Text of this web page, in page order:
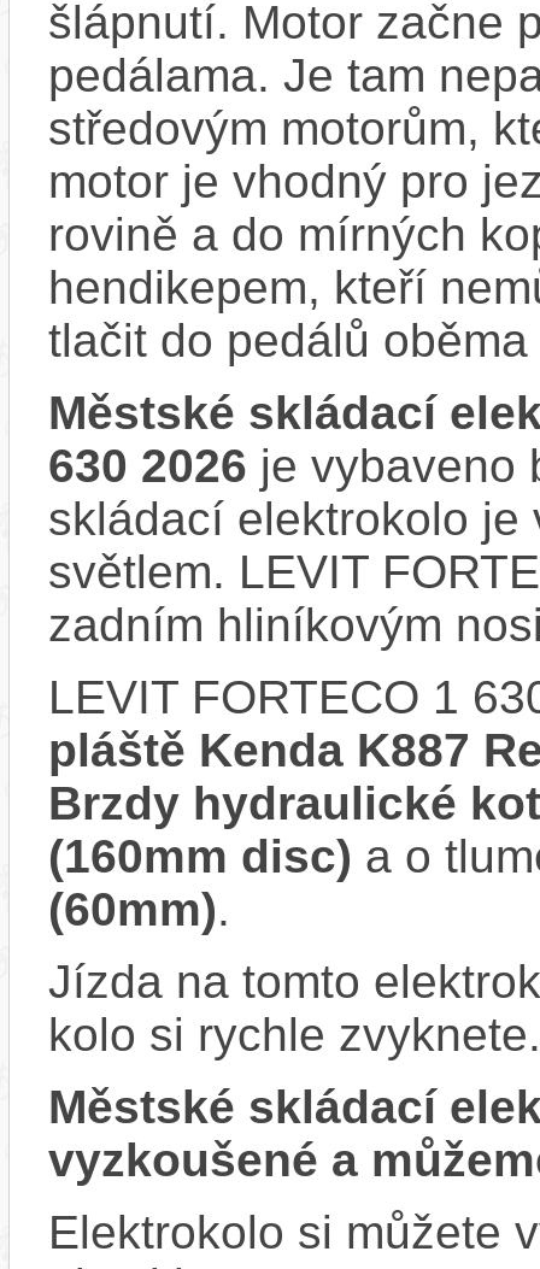
šlápnutí. Motor začne
pedálama. Je tam
středovým motorům,
motor je vhodný pro
rovině a do mírných
hendikepem, kteří
tlačit do pedálů
Městské skládací
630 2026 je vybaveno
skládací elektrokolo
světlem. LEVIT
zadním hliníkovým
LEVIT FORTECO 1
pláště Kenda K887
Brzdy hydraulické
(160mm disc) a o
(60mm).
Jízda na tomto
kolo si rychle zvyknete.
Městské skládací
vyzkoušené a
Elektrokolo si můžete